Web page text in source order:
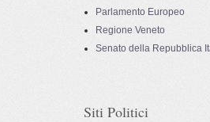
Parlamento Europeo
Regione Veneto
Senato della Repubblica
Siti Politici